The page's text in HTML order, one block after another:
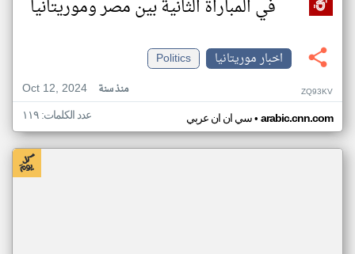
في المباراة الثانية بين مصر وموريتانيا
اخبار موريتانيا
Politics
Oct 12, 2024
منذ سنة ZQ93KV
سي ان ان عربي• arabic.cnn.com عدد الكلمات: ١١٩